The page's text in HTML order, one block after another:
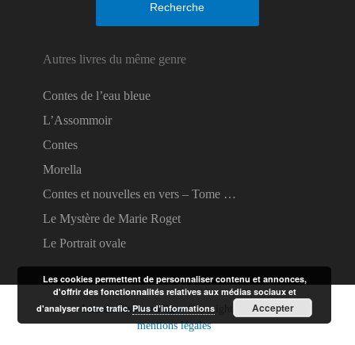
Recherche
Autres livres du même genre
Contes de l’eau bleue
L’Assommoir
Contes
Morella
Contes et nouvelles en vers – Tome …
Le Mystère de Marie Roget
Le Portrait ovale
Lire des livres en ligneCopyright © 2026.
mentions légales
Les cookies permettent de personnaliser contenu et annonces,
d'offrir des fonctionnalités relatives aux médias sociaux et
d'analyser notre trafic.Plus d’informations Accepter